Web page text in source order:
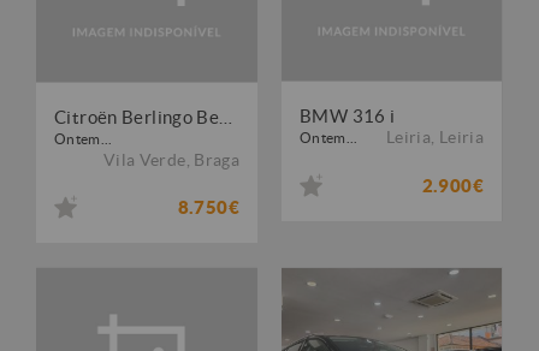
Ontem...
Vila Verde Braga
8.750€
BMW 316 i
Ontem... Leiria Leiria
2.900€